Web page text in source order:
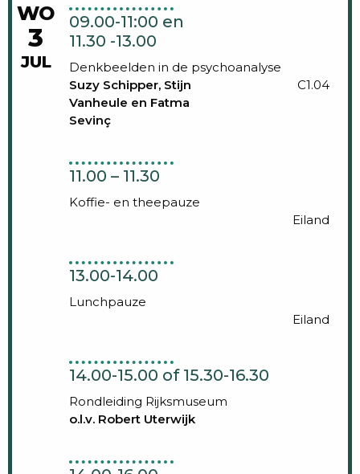
WO
3
JUL
09.00-11:00 en
11.30 -13.00
Denkbeelden in de psychoanalyse
Suzy Schipper, Stijn
Vanheule en Fatma
Sevinç
C1.04
11.00 – 11.30
Koffie- en theepauze
Eiland
13.00-14.00
Lunchpauze
Eiland
14.00-15.00 of 15.30-16.30
Rondleiding Rijksmuseum
o.l.v. Robert Uterwijk